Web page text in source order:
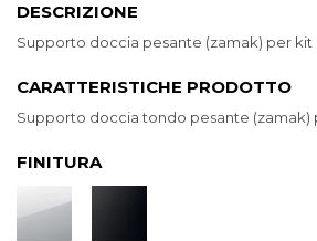
DESCRIZIONE
Supporto doccia pesante (zamak) per kit
CARATTERISTICHE PRODOTTO
Supporto doccia tondo pesante (zamak)
FINITURA